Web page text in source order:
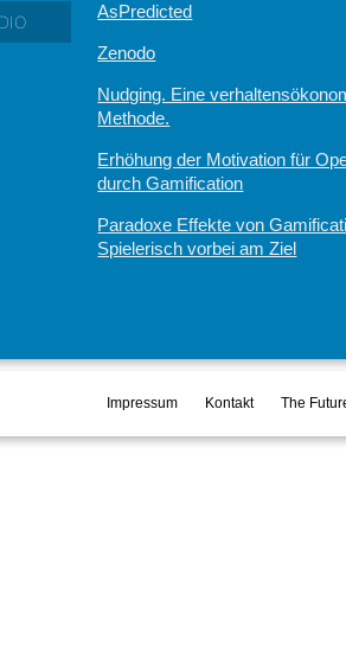
AsPredicted
Zenodo
Nudging. Eine
Methode.
Erhöhung der Motivation für
durch Gamification
Paradoxe Effekte von
Spielerisch vorbei am Ziel
Impressum Kontakt The